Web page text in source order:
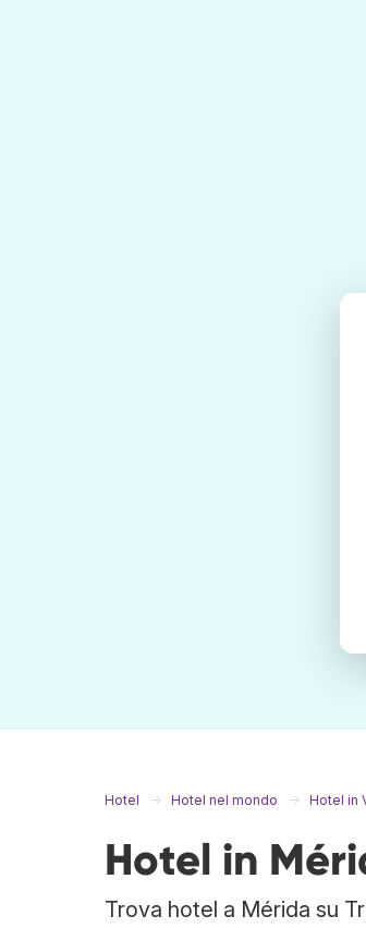
Hotel Hotel nel mondo Hotel in
Hotel in
Trova hotel a Mérida su